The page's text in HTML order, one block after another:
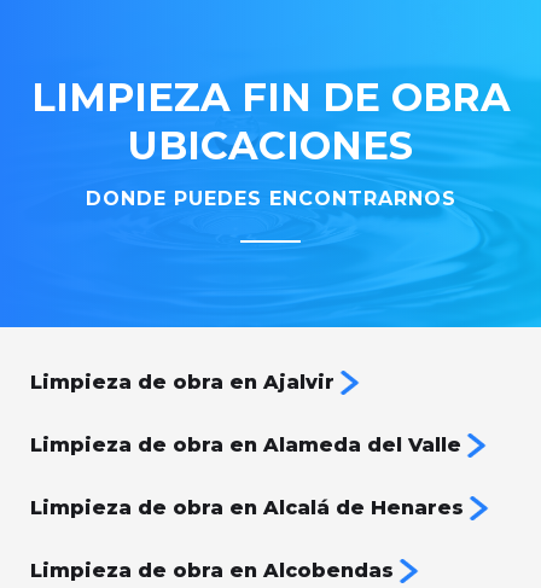
LIMPIEZA FIN DE OBRA
UBICACIONES
DONDE PUEDES ENCONTRARNOS
Limpieza de obra en Ajalvir
Limpieza de obra en Alameda del Valle
Limpieza de obra en Alcalá de Henares
Limpieza de obra en Alcobendas